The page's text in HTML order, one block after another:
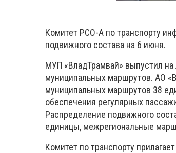
Комитет РСО-А по транспорту
подвижного состава на 6 июня.
МУП «ВладТрамвай» выпустил
муниципальных маршрутов. АО
муниципальных маршрутов 38
обеспечения регулярных
Распределение подвижного
единицы, межрегиональные
Комитет по транспорту